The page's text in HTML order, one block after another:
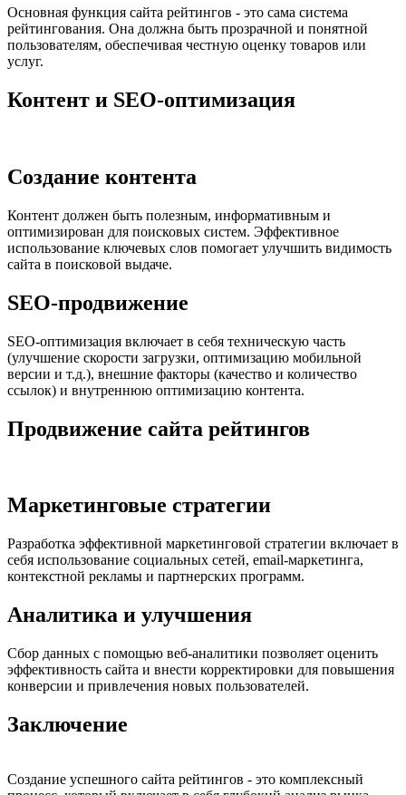
Основная функция сайта рейтингов - это сама система
рейтингования. Она должна быть прозрачной и понятной
пользователям, обеспечивая честную оценку товаров или
услуг.
Контент и SEO-оптимизация
Создание контента
Контент должен быть полезным, информативным и
оптимизирован для поисковых систем. Эффективное
использование ключевых слов помогает улучшить видимость
сайта в поисковой выдаче.
SEO-продвижение
SEO-оптимизация включает в себя техническую часть
(улучшение скорости загрузки, оптимизацию мобильной
версии и т.д.), внешние факторы (качество и количество
ссылок) и внутреннюю оптимизацию контента.
Продвижение сайта рейтингов
Маркетинговые стратегии
Разработка эффективной маркетинговой стратегии включает в
себя использование социальных сетей, email-маркетинга,
контекстной рекламы и партнерских программ.
Аналитика и улучшения
Сбор данных с помощью веб-аналитики позволяет оценить
эффективность сайта и внести корректировки для повышения
конверсии и привлечения новых пользователей.
Заключение
Создание успешного сайта рейтингов - это комплексный